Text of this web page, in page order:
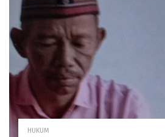
HUKUM